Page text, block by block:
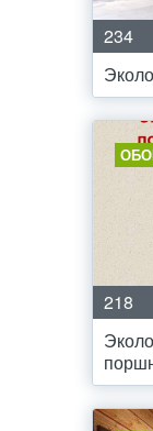
234
218